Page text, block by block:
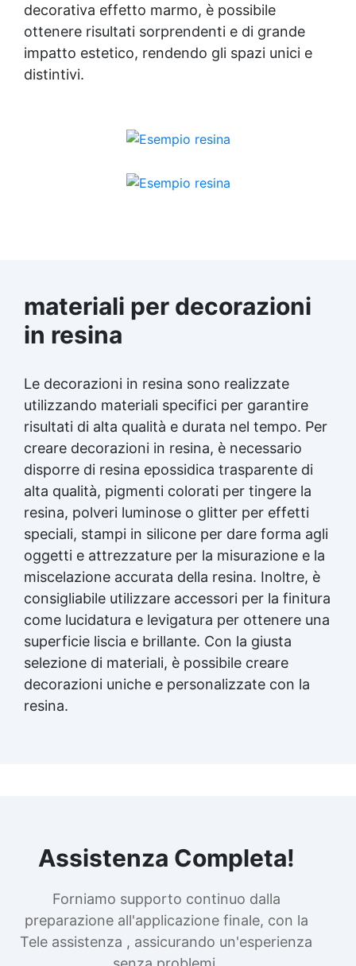
decorativa effetto marmo, è possibile
ottenere risultati sorprendenti e di grande
impatto estetico, rendendo gli spazi unici e
distintivi.
materiali per decorazioni
in resina
Le decorazioni in resina sono realizzate
utilizzando materiali specifici per garantire
risultati di alta qualità e durata nel tempo. Per
creare decorazioni in resina, è necessario
disporre di resina epossidica trasparente di
alta qualità, pigmenti colorati per tingere la
resina, polveri luminose o glitter per effetti
speciali, stampi in silicone per dare forma agli
oggetti e attrezzature per la misurazione e la
miscelazione accurata della resina. Inoltre, è
consigliabile utilizzare accessori per la finitura
come lucidatura e levigatura per ottenere una
superficie liscia e brillante. Con la giusta
selezione di materiali, è possibile creare
decorazioni uniche e personalizzate con la
resina.
Assistenza Completa!
Forniamo supporto continuo dalla
preparazione all'applicazione finale, con la
Tele assistenza , assicurando un'esperienza